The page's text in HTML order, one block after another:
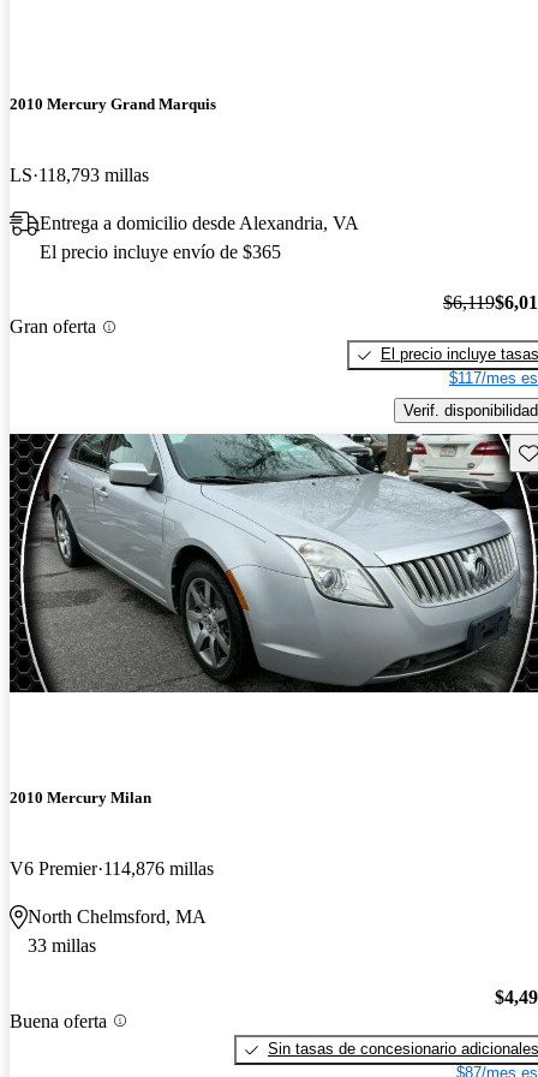
2010 Mercury Grand Marquis
LS 118,793 millas
Entrega a domicilio desde Alexandria, VA
El precio incluye envío de $365
Gran oferta
$6,119
El precio incluye tasas
$117/mes
Verif. disponibilidad
2010 Mercury Milan
V6 Premier 114,876 millas
North Chelmsford, MA
33 millas
Buena oferta
Sin tasas de concesionario adicionales
$87/mes